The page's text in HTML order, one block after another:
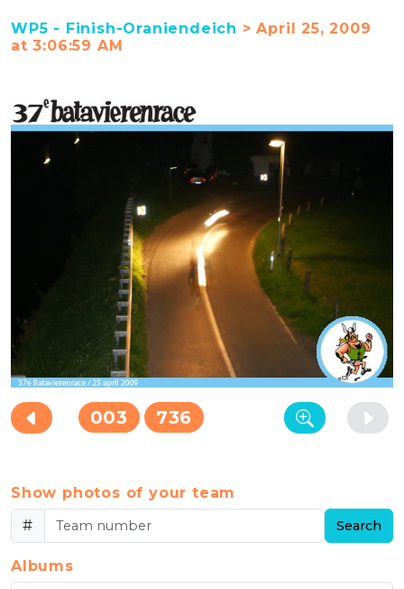
WP5 - Finish-Oraniendeich > April 25, 2009
at 3:06:59 AM
003 736
Show photos of your team
#
Search
Albums